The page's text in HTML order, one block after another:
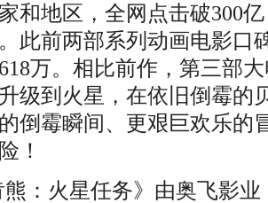
和地区，全网点击破300
此前两部系列动画电影口
618万。相比前作，第三部
级到火星，在依旧倒霉的
倒霉瞬间、更艰巨欢乐
！
熊：火星任务》 由奥飞影